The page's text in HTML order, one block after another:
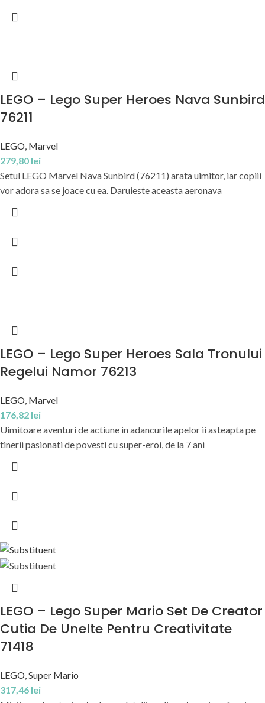
LEGO – Lego Super Heroes Nava Sunbird
76211
LEGO, Marvel
279,80 lei
Setul LEGO Marvel Nava Sunbird (76211) arata uimitor, iar copiii
vor adora sa se joace cu ea. Daruieste aceasta aeronava
LEGO – Lego Super Heroes Sala Tronului
Regelui Namor 76213
LEGO, Marvel
176,82 lei
Uimitoare aventuri de actiune in adancurile apelor ii asteapta pe
tinerii pasionati de povesti cu super-eroi, de la 7 ani
LEGO – Lego Super Mario Set De Creator
Cutia De Unelte Pentru Creativitate
71418
LEGO,Super Mario
317,46 lei